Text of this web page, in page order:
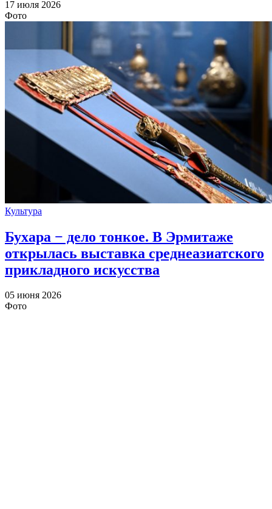
17 июля 2026
Фото
Культура
Бухара − дело тонкое. В Эрмитаже
открылась выставка среднеазиатского
прикладного искусства
05 июня 2026
Фото